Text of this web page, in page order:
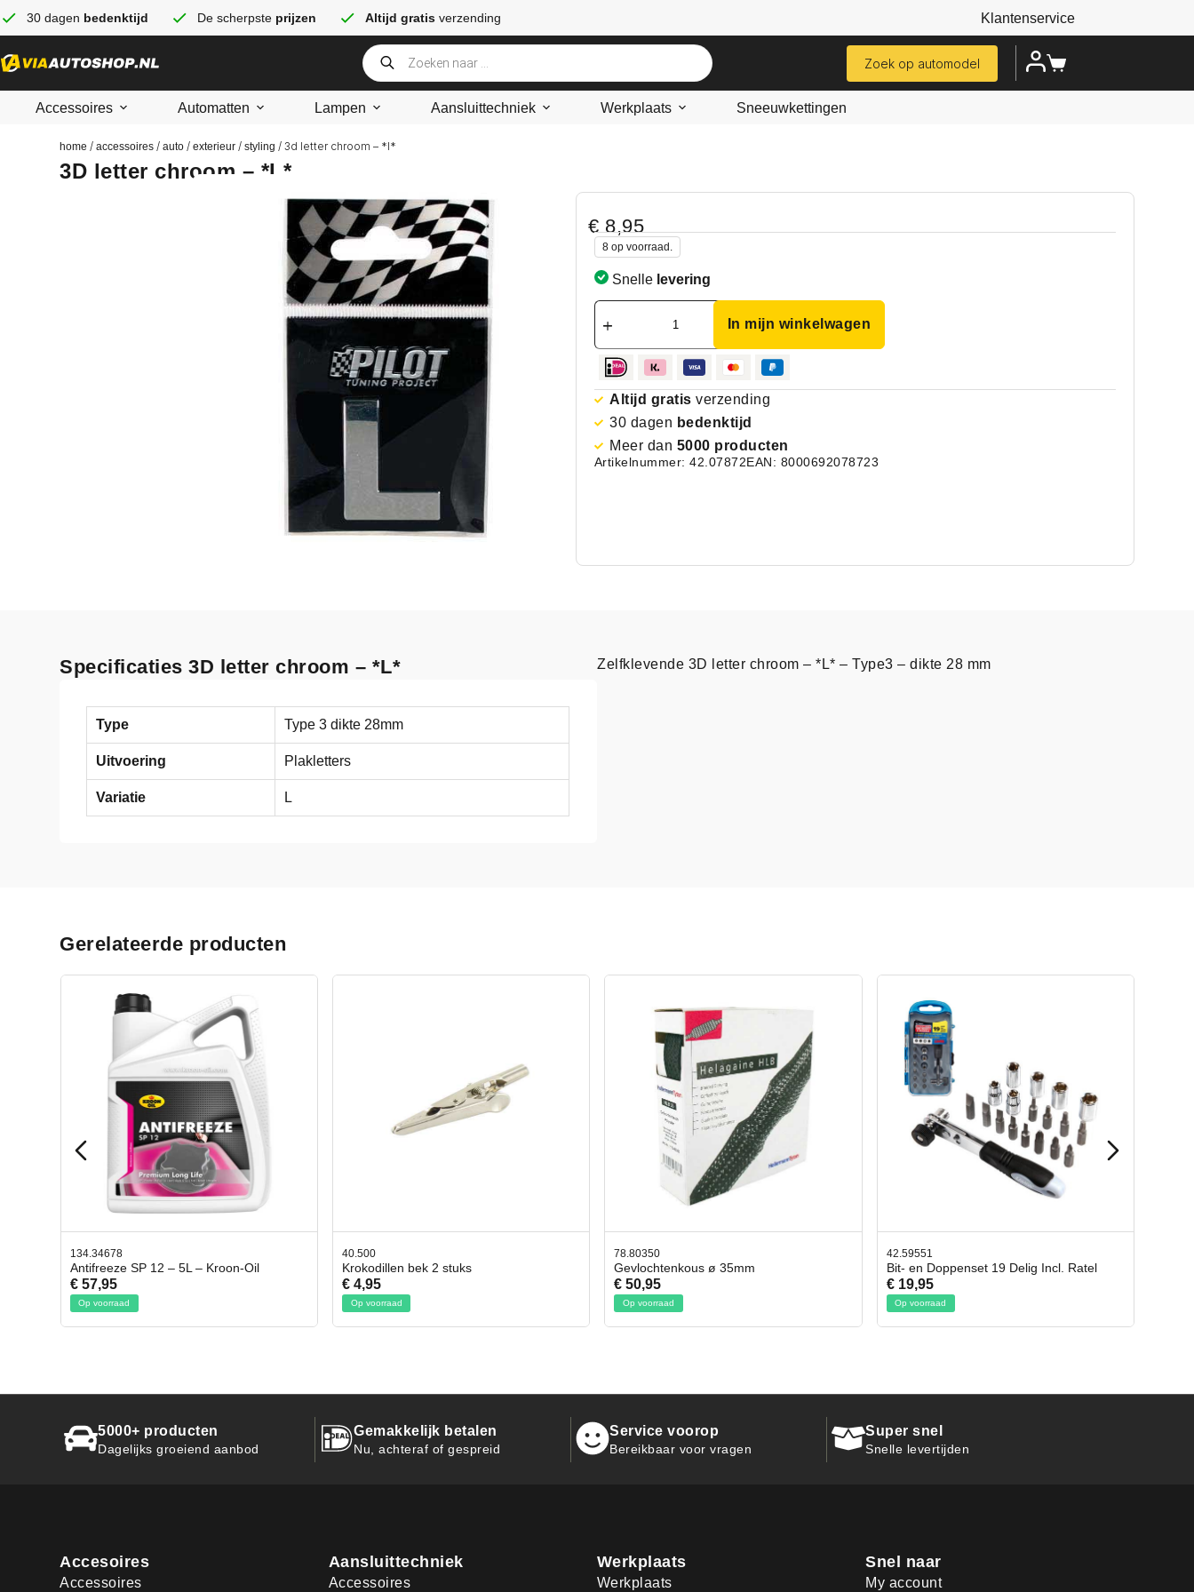
30 dagen bedenktijd De scherpste prijzen Altijd gratis verzending Klantenservice
Zoek op automodel
Accessoires Automatten Lampen Aansluittechniek Werkplaats Sneeuwkettingen
home /accessoires /auto /exterieur /styling / 3d letter chroom – *l*
3D letter chroom – *L*
€8,95
8 op voorraad.
Snelle levering
In mijn winkelwagen
Altijd gratis verzending
30 dagen bedenktijd
Meer dan 5000 producten
Artikelnummer: 42.07872EAN: 8000692078723
Specificaties 3D letter chroom – *L*
Type Type 3 dikte 28mm
Uitvoering Plakletters
Variatie L
Zelfklevende 3D letter chroom – *L* – Type3 – dikte 28 mm
Gerelateerde producten
40.500
Krokodillen bek 2 stuks
€ 4,95
Op voorraad
Gevlochtenkous ø 35mm
€ 50,95
Op voorraad
42.59551
Bit- en Doppenset 19 Delig Incl. Ratel
€ 19,95
Op voorraad
42.65998
Afbreekmes 2 stuks
€ 10,95
Op voorraad
5000+ producten
Dagelijks groeiend aanbod
Gemakkelijk betalen
Nu, achteraf of gespreid
Service voorop
Bereikbaar voor vragen
Super snel
Snelle levertijden
Accesoires
Accessoires
Aansluittechniek
Accessoires
Werkplaats
Werkplaats
Snel naar
My account